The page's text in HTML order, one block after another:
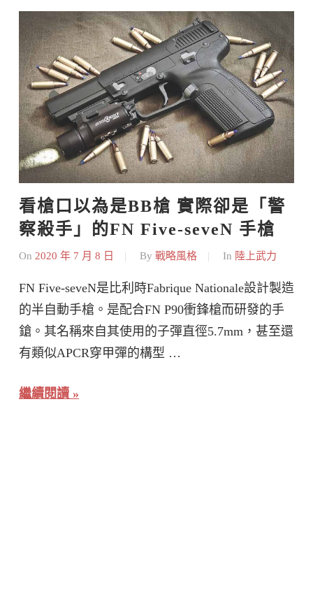
看槍口以為是BB槍 實際卻是「警
察殺手」的FN Five-seveN 手槍
On 2020 年 7 月 8 日 By 戰略風格 In 陸上武力
FN Five-seveN是比利時Fabrique Nationale設計製造
的半自動手槍。是配合FN P90衝鋒槍而研發的手
鎗。其名稱來自其使用的子彈直徑5.7mm，甚至還
有類似APCR穿甲彈的構型 …
繼續閱讀